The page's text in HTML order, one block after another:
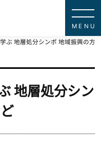
ぶ 地層処分シンポ 地域振興の方
地層処分シン